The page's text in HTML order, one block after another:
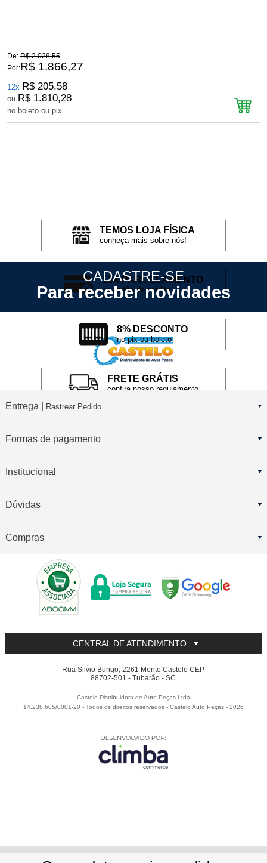
De: R$ 2.028,55
Por:R$ 1.866,27
12x R$ 205,58
ou R$ 1.810,28
no boleto ou pix
TEMOS LOJA FÍSICA
conheça mais sobre nós!
12X PARCELAMENTO
no cartão de crédito
8% DESCONTO
no pix ou boleto
FRETE GRÁTIS
confira nosso regulamento
CADASTRE-SE
Para receber novidades
Entrega | Rastrear Pedido
Formas de pagamento
Institucional
Dúvidas
Compras
CENTRAL DE ATENDIMENTO
Rua Silvio Burigo, 2261 Monte Castelo CEP
88702-501 - Tubarão - SC
Castelo Distribuidora de Auto Peças Ltda
14.238.605/0001-20 - Todos os direitos reservados -Castelo Auto Peças -2026